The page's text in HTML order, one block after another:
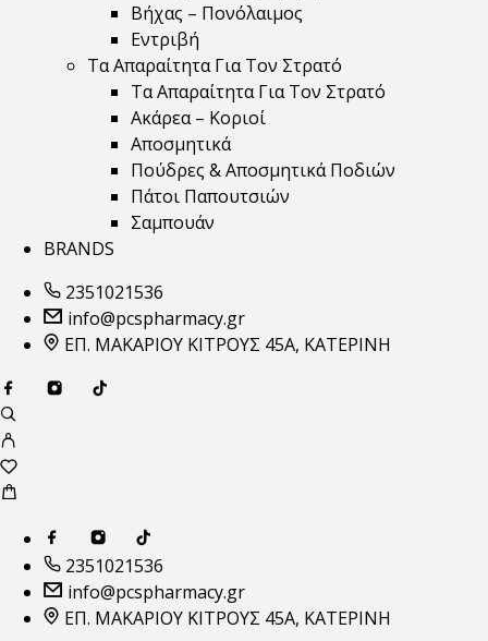
Βήχας – Πονόλαιμος
Εντριβή
Τα Απαραίτητα Για Τον Στρατό
Τα Απαραίτητα Για Τον Στρατό
Ακάρεα – Κοριοί
Αποσμητικά
Πούδρες & Αποσμητικά Ποδιών
Πάτοι Παπουτσιών
Σαμπουάν
BRANDS
2351021536
info@pcspharmacy.gr
ΕΠ. ΜΑΚΑΡΙΟΥ ΚΙΤΡΟΥΣ 45Α, ΚΑΤΕΡΙΝΗ
2351021536
info@pcspharmacy.gr
ΕΠ. ΜΑΚΑΡΙΟΥ ΚΙΤΡΟΥΣ 45Α, ΚΑΤΕΡΙΝΗ